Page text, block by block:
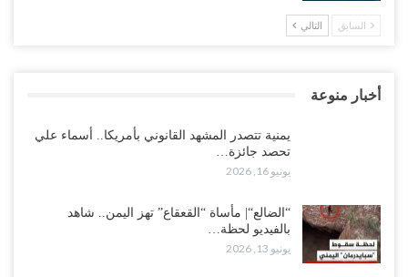
السابق التالي
أخبار منوعة
يمنية تتصدر المشهد القانوني بأمريكا.. أسماء علي
تحصد جائزة…
يونيو 16, 2026
“الضالع“| مأساة “القعقاع” تهز اليمن.. شاهد
بالفيديو لحظة…
يونيو 13, 2026